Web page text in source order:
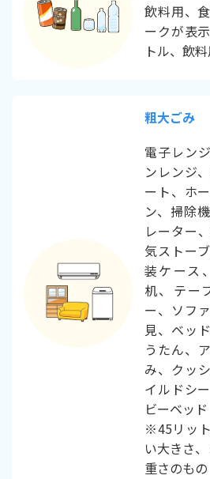
飲料用、
ークが表
トル、飲
粗大ごみ
電子レン
ンレンジ
ート、ホ
ン、掃除
レーター
気ストー
装ケース
机、テー
ー、ソフ
見、ベッ
うたん、
み、クッ
イルドシ
ビーベッド
※45リッ
い大きさ
重さのもの